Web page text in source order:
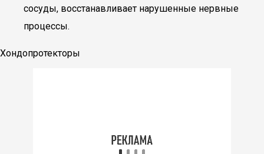
сосуды, восстанавливает нарушенные нервные
процессы.
Хондопротекторы